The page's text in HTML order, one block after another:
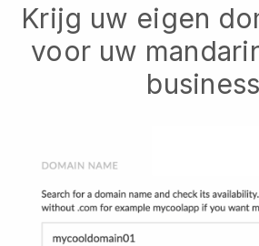
Krijg uw eigen
voor uw
business